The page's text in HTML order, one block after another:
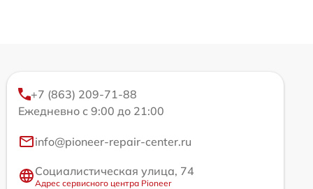
+7 (863) 209-71-88
Ежедневно с 9:00 до 21:00
info@pioneer-repair-center.ru
Социалистическая улица, 74
Адрес сервисного центра Pioneer